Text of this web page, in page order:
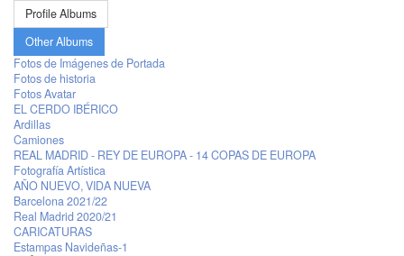
Profile Albums
Other Albums
Fotos de Imágenes de Portada
Fotos de historia
Fotos Avatar
EL CERDO IBÉRICO
Ardillas
Camiones
REAL MADRID - REY DE EUROPA - 14 COPAS DE EUROPA
Fotografía Artística
AÑO NUEVO, VIDA NUEVA
Barcelona 2021/22
Real Madrid 2020/21
CARICATURAS
Estampas Navideñas-1